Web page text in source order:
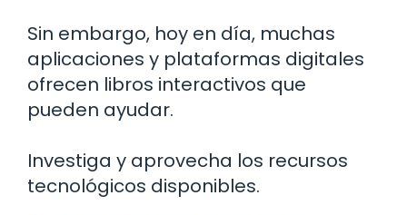
Sin embargo, hoy en día, muchas
aplicaciones y plataformas digitales
ofrecen libros interactivos que
pueden ayudar.
Investiga y aprovecha los recursos
tecnológicos disponibles.